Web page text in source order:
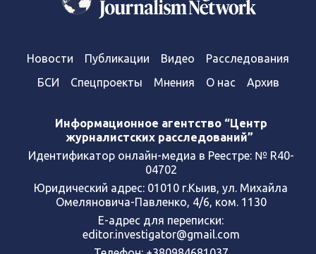
Новости Публикации Видео
Расследования
БСИ
Спецпроекты Мнения О нас Архив
Информационное агентство “Центр
журналистских расследований”
Идентификатор онлайн-медиа в Реестре: № R40-
04702
Юридический адрес: 01010 г.Кыив, ул. Михайла
Омеляновича-Павленко, 4/6, ком. 1130
Е-адрес для переписки:
editor.investigator@gmail.com